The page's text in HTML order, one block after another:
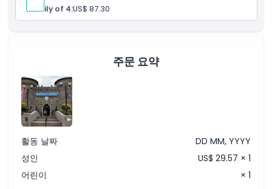
어린이 인터랙티브 체험
성터 및 놀이 공간 이용 가능
Family of 4:US$ 87.30
주문 요약
활동 날짜
DD MM, YYYY
성인
US$ 29.57 × 1
어린이
× 1